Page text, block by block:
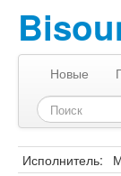
Новые
Исполнитель: